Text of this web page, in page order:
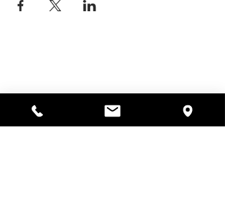
978-364-0920